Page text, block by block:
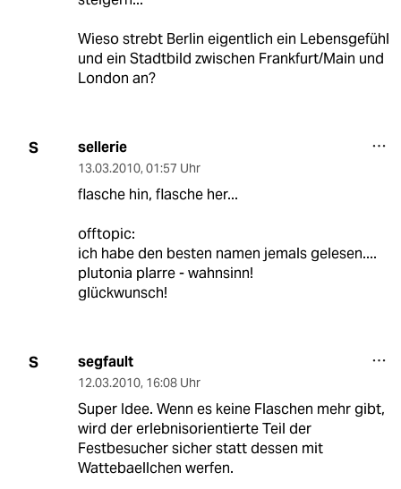
Wieso strebt Berlin eigentlich ein Lebensgefühl
und ein Stadtbild zwischen Frankfurt/Main und
London an?
S sellerie
13.03.2010, 01:57 Uhr
flasche hin, flasche her...
offtopic:
ich habe den besten namen jemals gelesen....
plutonia plarre - wahnsinn!
glückwunsch!
S segfault
12.03.2010, 16:08 Uhr
Super Idee. Wenn es keine Flaschen mehr gibt,
wird der erlebnisorientierte Teil der
Festbesucher sicher statt dessen mit
Wattebaellchen werfen.